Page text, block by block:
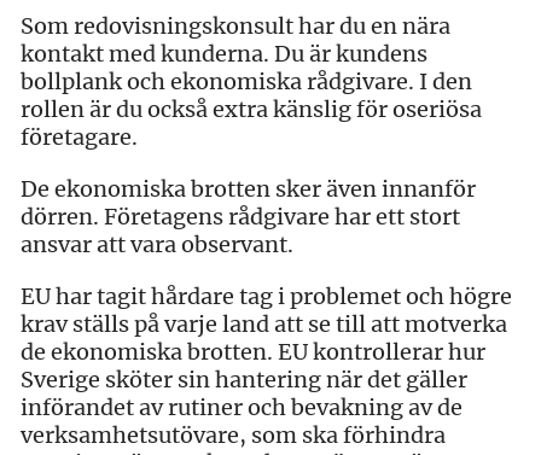
Som redovisningskonsult har du en nära
kontakt med kunderna. Du är kundens
bollplank och ekonomiska rådgivare. I den
rollen är du också extra känslig för oseriösa
företagare.
De ekonomiska brotten sker även innanför
dörren. Företagens rådgivare har ett stort
ansvar att vara observant.
EU har tagit hårdare tag i problemet och högre
krav ställs på varje land att se till att motverka
de ekonomiska brotten. EU kontrollerar hur
Sverige sköter sin hantering när det gäller
införandet av rutiner och bevakning av de
verksamhetsutövare, som ska förhindra